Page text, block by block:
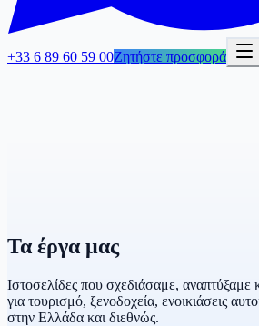
+33 6 89 60 59 00Ζητήστε προσφορά
Τα έργα μας
Ιστοσελίδες που σχεδιάσαμε, αναπτύξαμε
για τουρισμό, ξενοδοχεία, ενοικιάσεις
στην Ελλάδα και διεθνώς.